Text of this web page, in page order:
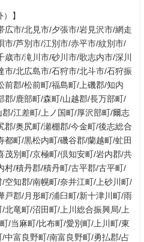
】
広市/北見市/夕張市/岩見沢市/網走
市/芦別市/江別市/赤平市/紋別市/
市/滝川市/砂川市/歌志内市/深川
市/北広島市/石狩市/北斗市/石狩振
前郡/松前町/福島町/上磯郡/知内
郡/鹿部町/森町/山越郡/長万部町/
/江差町/上ノ国町/厚沢部町/爾志
郡/奥尻町/瀬棚郡/今金町/後志総合
町/黒松内町/磯谷郡/蘭越町/虻田
茂別町/京極町/倶知安町/岩内郡/共
村/積丹郡/積丹町/古平郡/古平町/
空知郡/南幌町/奈井江町/上砂川町/
戸郡/月形町/浦臼町/新十津川町/雨
北竜町/沼田町/上川総合振興局/上
/当麻町/比布町/愛別町/上川町/東
/中富良野町/南富良野町/勇払郡/占